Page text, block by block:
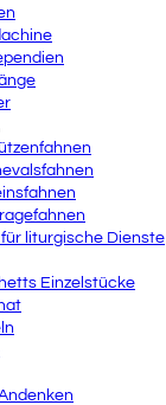
liturgische Dienste
Einzelstücke